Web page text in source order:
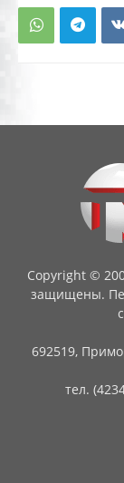
Copyright ©
защищены.
692519,
тел.